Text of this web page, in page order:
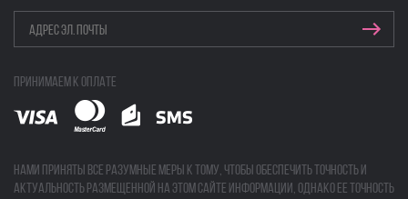
Принимаем к оплате
Нами приняты все разумные меры к тому, чтобы обеспечить точность и
актуальность размещенной на этом сайте информации, однако ее точность